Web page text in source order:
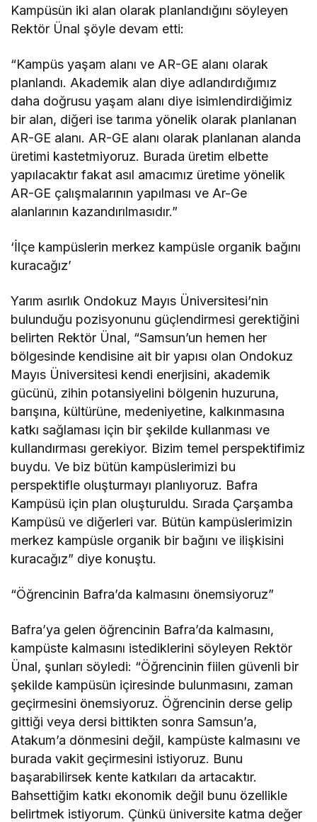
Kampüsün iki alan olarak planlandığını söyleyen
Rektör Ünal şöyle devam etti:
“Kampüs yaşam alanı ve AR-GE alanı olarak
planlandı. Akademik alan diye adlandırdığımız
daha doğrusu yaşam alanı diye isimlendirdiğimiz
bir alan, diğeri ise tarıma yönelik olarak planlanan
AR-GE alanı. AR-GE alanı olarak planlanan alanda
üretimi kastetmiyoruz. Burada üretim elbette
yapılacaktır fakat asıl amacımız üretime yönelik
AR-GE çalışmalarının yapılması ve Ar-Ge
alanlarının kazandırılmasıdır.”
‘İlçe kampüslerin merkez kampüsle organik bağını
kuracağız’
Yarım asırlık Ondokuz Mayıs Üniversitesi’nin
bulunduğu pozisyonunu güçlendirmesi gerektiğini
belirten Rektör Ünal, “Samsun’un hemen her
bölgesinde kendisine ait bir yapısı olan Ondokuz
Mayıs Üniversitesi kendi enerjisini, akademik
gücünü, zihin potansiyelini bölgenin huzuruna,
barışına, kültürüne, medeniyetine, kalkınmasına
katkı sağlaması için bir şekilde kullanması ve
kullandırması gerekiyor. Bizim temel perspektifimiz
buydu. Ve biz bütün kampüslerimizi bu
perspektifle oluşturmayı planlıyoruz. Bafra
Kampüsü için plan oluşturuldu. Sırada Çarşamba
Kampüsü ve diğerleri var. Bütün kampüslerimizin
merkez kampüsle organik bir bağını ve ilişkisini
kuracağız” diye konuştu.
“Öğrencinin Bafra’da kalmasını önemsiyoruz”
Bafra’ya gelen öğrencinin Bafra’da kalmasını,
kampüste kalmasını istediklerini söyleyen Rektör
Ünal, şunları söyledi: “Öğrencinin fiilen güvenli bir
şekilde kampüsün içiresinde bulunmasını, zaman
geçirmesini önemsiyoruz. Öğrencinin derse gelip
gittiği veya dersi bittikten sonra Samsun’a,
Atakum’a dönmesini değil, kampüste kalmasını ve
burada vakit geçirmesini istiyoruz. Bunu
başarabilirsek kente katkıları da artacaktır.
Bahsettiğim katkı ekonomik değil bunu özellikle
belirtmek istiyorum. Çünkü üniversite katma değer